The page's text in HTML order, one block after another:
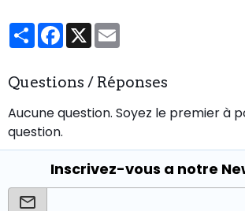
PartagerFacebook
X
Questions / Réponses
Aucune question. Soyez le premier à
question.
Inscrivez-vous a notre